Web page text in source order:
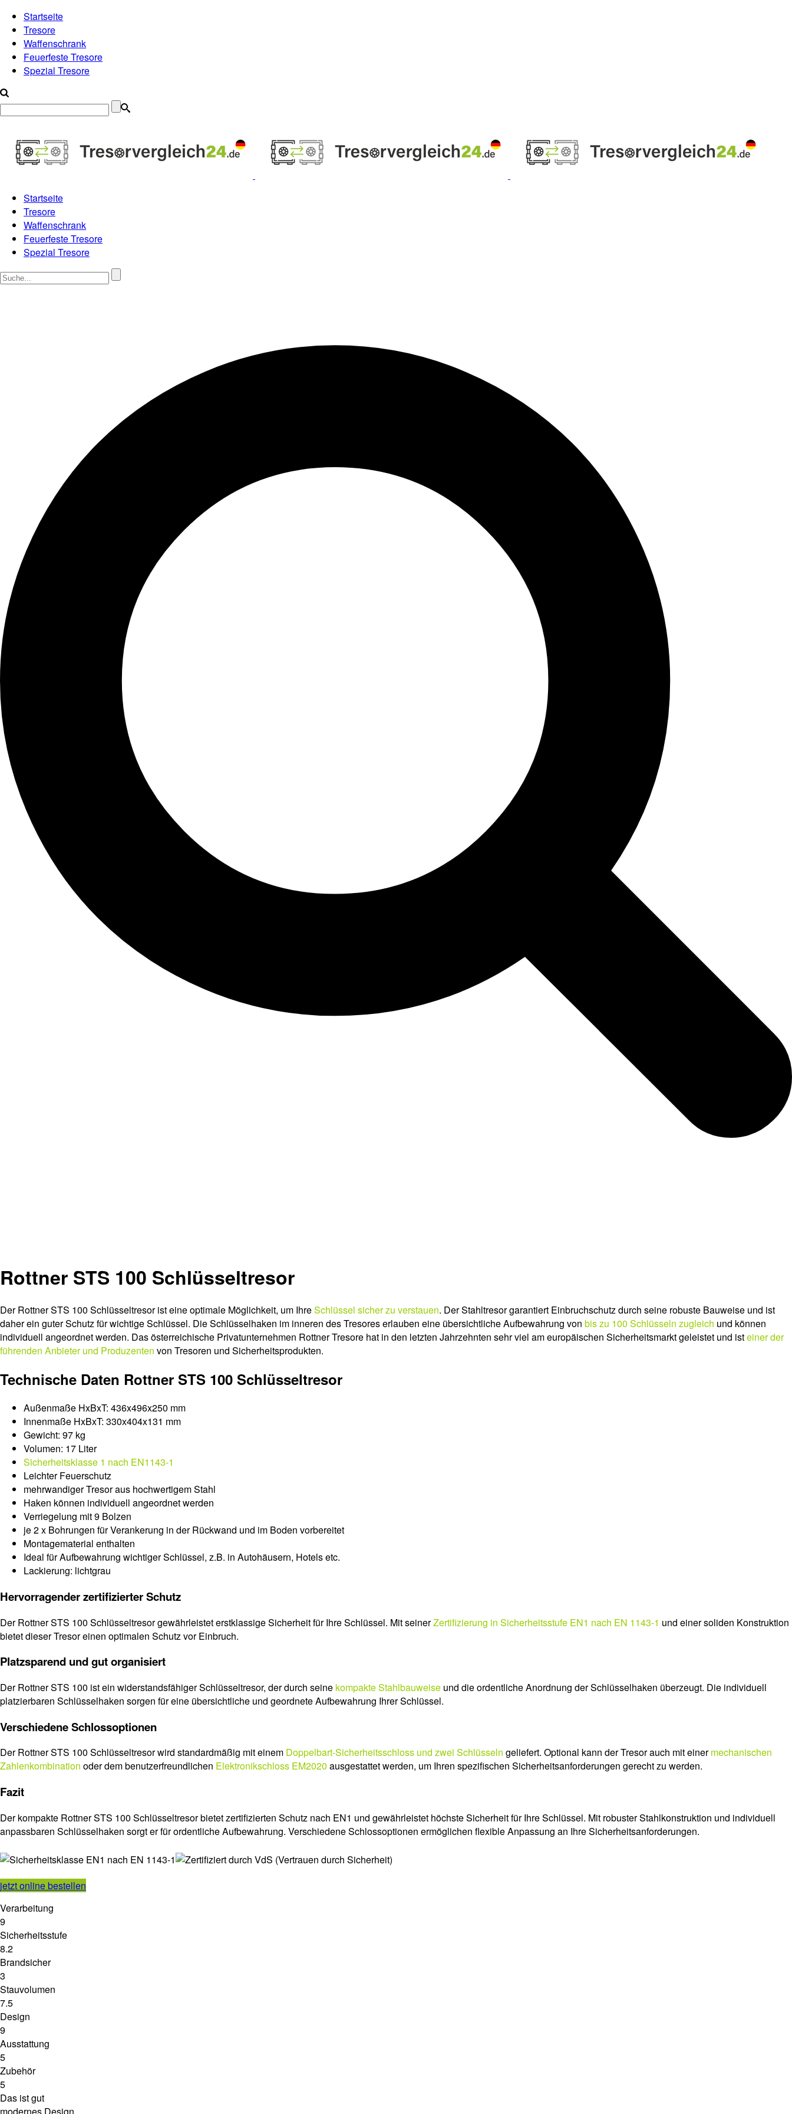
Startseite
Tresore
Waffenschrank
Feuerfeste Tresore
Spezial Tresore
Startseite
Tresore
Waffenschrank
Feuerfeste Tresore
Spezial Tresore
Rottner STS 100 Schlüsseltresor
Der Rottner STS 100 Schlüsseltresor ist eine optimale Möglichkeit, um IhreSchlüssel sicher zu verstauen. Der Stahltresor garantiert Einbruchschutz durch seine robuste Bauweise und ist
daher ein guter Schutz für wichtige Schlüssel. Die Schlüsselhaken im inneren des Tresores erlauben eine übersichtliche Aufbewahrung von bis zu 100 Schlüsseln zugleich und können
individuell angeordnet werden. Das österreichische Privatunternehmen Rottner Tresore hat in den letzten Jahrzehnten sehr viel am europäischen Sicherheitsmarkt geleistet und isteiner der
führenden Anbieter und Produzenten von Tresoren und Sicherheitsprodukten.
Technische Daten Rottner STS 100 Schlüsseltresor
Außenmaße HxBxT: 436x496x250 mm
Innenmaße HxBxT: 330x404x131 mm
Gewicht: 97 kg
Volumen: 17 Liter
Sicherheitsklasse 1 nach EN1143-1
Leichter Feuerschutz
mehrwandiger Tresor aus hochwertigem Stahl
Haken können individuell angeordnet werden
Verriegelung mit 9 Bolzen
je 2 x Bohrungen für Verankerung in der Rückwand und im Boden vorbereitet
Montagematerial enthalten
Ideal für Aufbewahrung wichtiger Schlüssel, z.B. in Autohäusern, Hotels etc.
Lackierung: lichtgrau
Hervorragender zertifizierter Schutz
Der Rottner STS 100 Schlüsseltresor gewährleistet erstklassige Sicherheit für Ihre Schlüssel. Mit seinerZertifizierung in Sicherheitsstufe EN1 nach EN 1143-1 und einer soliden Konstruktion
bietet dieser Tresor einen optimalen Schutz vor Einbruch.
Platzsparend und gut organisiert
Der Rottner STS 100 ist ein widerstandsfähiger Schlüsseltresor, der durch seine kompakte Stahlbauweise und die ordentliche Anordnung der Schlüsselhaken überzeugt. Die individuell
platzierbaren Schlüsselhaken sorgen für eine übersichtliche und geordnete Aufbewahrung Ihrer Schlüssel.
Verschiedene Schlossoptionen
Der Rottner STS 100 Schlüsseltresor wird standardmäßig mit einem Doppelbart-Sicherheitsschloss und zwei Schlüsseln geliefert. Optional kann der Tresor auch mit einermechanischen
Zahlenkombination oder dem benutzerfreundlichen Elektronikschloss EM2020 ausgestattet werden, um Ihren spezifischen Sicherheitsanforderungen gerecht zu werden.
Fazit
Der kompakte Rottner STS 100 Schlüsseltresor bietet zertifizierten Schutz nach EN1 und gewährleistet höchste Sicherheit für Ihre Schlüssel. Mit robuster Stahlkonstruktion und individuell
anpassbaren Schlüsselhaken sorgt er für ordentliche Aufbewahrung. Verschiedene Schlossoptionen ermöglichen flexible Anpassung an Ihre Sicherheitsanforderungen.
jetzt online bestellen
Verarbeitung
9
Sicherheitsstufe
8.2
Brandsicher
3
Stauvolumen
7.5
Design
9
Ausstattung
5
Zubehör
5
Das ist gut
modernes Design